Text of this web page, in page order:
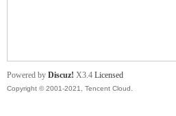
Powered by Discuz! X3.4 Licensed
Copyright © 2001-2021, Tencent Cloud.